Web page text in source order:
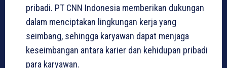
pribadi. PT CNN Indonesia memberikan dukungan
dalam menciptakan lingkungan kerja yang
seimbang, sehingga karyawan dapat menjaga
keseimbangan antara karier dan kehidupan pribadi
para karyawan.